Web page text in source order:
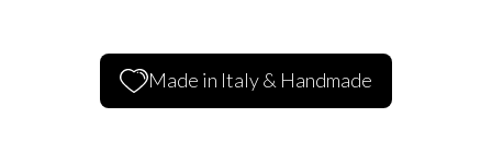
Made in Italy & Handmade